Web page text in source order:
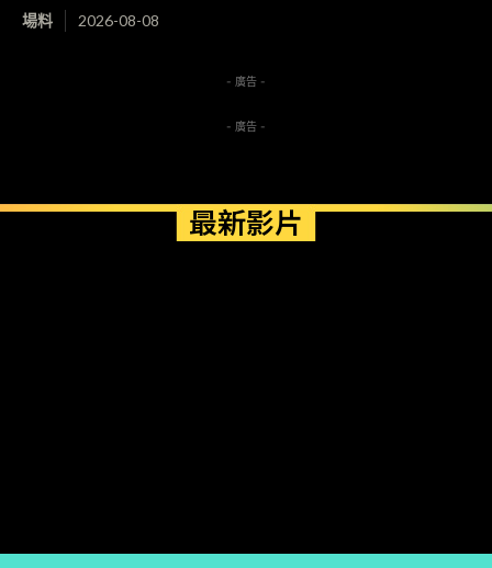
場料 2026-08-08
- 廣告 -
- 廣告 -
最新影片